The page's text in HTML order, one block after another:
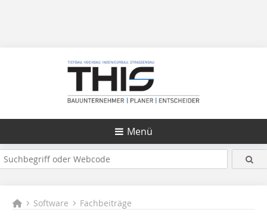
Menü
Software Fachbeiträge